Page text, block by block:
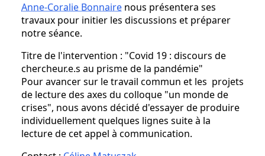
Anne-Coralie Bonnaire nous présentera ses
travaux pour initier les discussions et préparer
notre séance.
Titre de l'intervention : "Covid 19 : discours de
chercheur.e.s au prisme de la pandémie"
Pour avancer sur le travail commun et les projets
de lecture des axes du colloque "un monde de
crises", nous avons décidé d'essayer de produire
individuellement quelques lignes suite à la
lecture de cet appel à communication.